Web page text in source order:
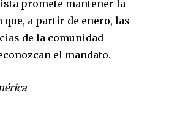
promete mantener la
a partir de enero, las
de la comunidad
el mandato.